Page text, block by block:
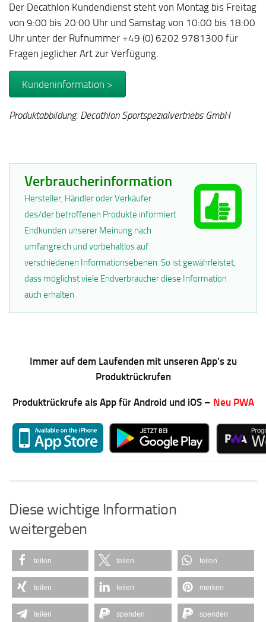
Der Decathlon Kundendienst steht von Montag bis Freitag
von 9:00 bis 20:00 Uhr und Samstag von 10:00 bis 18:00
Uhr unter der Rufnummer +49 (0) 6202 9781300 für
Fragen jeglicher Art zur Verfügung.
Kundeninformation >
Produktabbildung: Decathlon Sportspezialvertriebs GmbH
Verbraucherinformation
Hersteller, Händler oder Verkäufer
des/der betroffenen Produkte informiert
Endkunden unserer Meinung nach
umfangreich und vorbehaltlos auf
verschiedenen Informationsebenen. So ist gewährleistet,
dass möglichst viele Endverbraucher diese Information
auch erhalten
Immer auf dem Laufenden mit unseren App’s zu
Produktrückrufen
Produktrückrufe als App für Android und iOS – Neu PWA
Diese wichtige Information
weitergeben
teilen teilen teilen
teilen teilen merken
teilen spenden spenden